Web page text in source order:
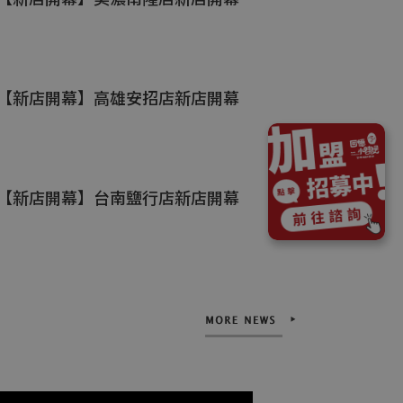
新店開幕】台南鹽行店新店開幕
新店開幕】高雄路竹中興新店開幕
新店開幕】原桂林店移至桂陽店